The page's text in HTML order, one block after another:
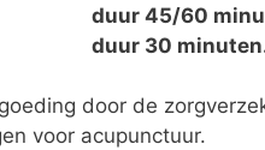
duur 45/60
duur 30
door de
voor acupunctuur.